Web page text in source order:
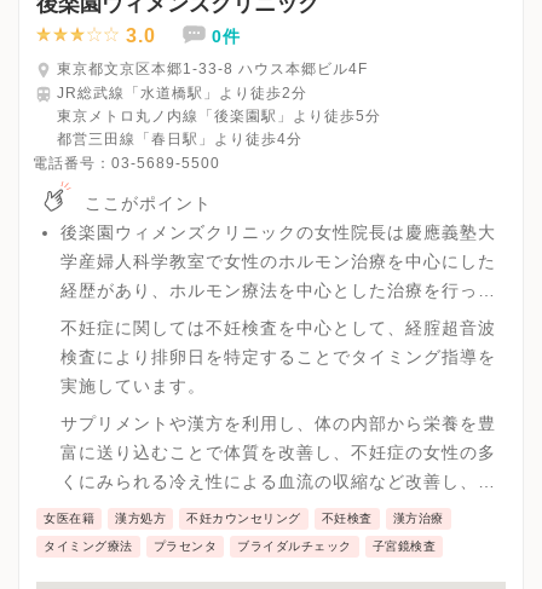
3.0 0件
東京都文京区本郷1-33-8 ハウス本郷ビル4F
JR総武線「水道橋駅」より徒歩2分
東京メトロ丸ノ内線「後楽園駅」より徒歩5分
都営三田線「春日駅」より徒歩4分
電話番号： 03-5689-5500
ここがポイント
後楽園ウィメンズクリニックの女性院長は慶應義塾大
学産婦人科学教室で女性のホルモン治療を中心にした
経歴があり、ホルモン療法を中心とした治療を行って
います。
不妊症に関しては不妊検査を中心として、経腟超音波
検査により排卵日を特定することでタイミング指導を
実施しています。
サプリメントや漢方を利用し、体の内部から栄養を豊
富に送り込むことで体質を改善し、不妊症の女性の多
くにみられる冷え性による血流の収縮など改善し、全
身に栄養を行きわたらせ老廃物を回収することによる
体質改善を行い妊娠率を上げる取り組みを実践してい
女医在籍 漢方処方 不妊カウンセリング 不妊検査 漢方治療
タイミング療法 プラセンタ ブライダルチェック 子宮鏡検査